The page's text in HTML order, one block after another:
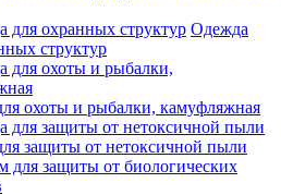
Одежда
структур
охоты и рыбалки, камуфляжная
защиты от нетоксичной пыли